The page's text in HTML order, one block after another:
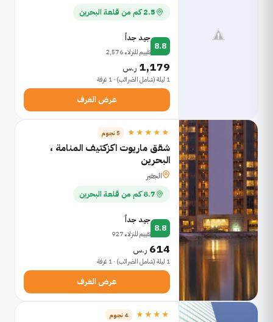
2.5 كم من قلعة البحرين
8.8
جيد جداً
تقييم للنزلاء 2,576
1,179 ر.س
1 ليلة (شامل الضرائب) · 1 غرفة
عرض الغرف
★★★★★ 5 نجوم
شقق ماريوت اكزكتيف المنامة ،
البحرين
الجفير
8.7 كم من قلعة البحرين
8.8
جيد جداً
تقييم للنزلاء 927
614 ر.س
1 ليلة (شامل الضرائب) · 1 غرفة
عرض الغرف
★★★★ 4 نجوم